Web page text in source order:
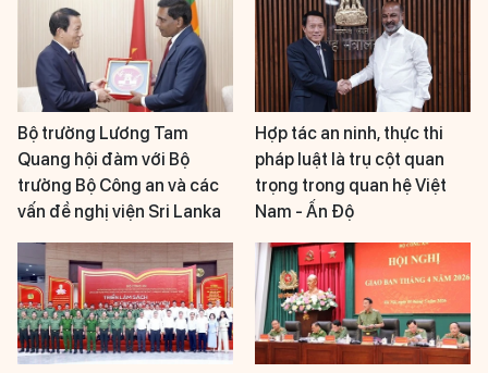
Bộ trưởng Lương Tam
Quang hội đàm với Bộ
trưởng Bộ Công an và các
vấn đề nghị viện Sri Lanka
Hợp tác an ninh, thực thi
pháp luật là trụ cột quan
trọng trong quan hệ Việt
Nam - Ấn Độ